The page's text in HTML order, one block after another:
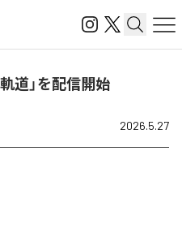
道」を配信開始
2026.5.27